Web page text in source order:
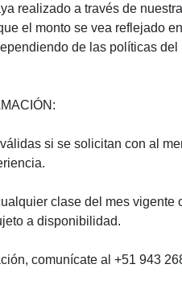
realizado a través de
el monto se vea reflejado
de las políticas del
si se solicitan con al
clase del mes vigente
a disponibilidad.
comunícate al +51 943